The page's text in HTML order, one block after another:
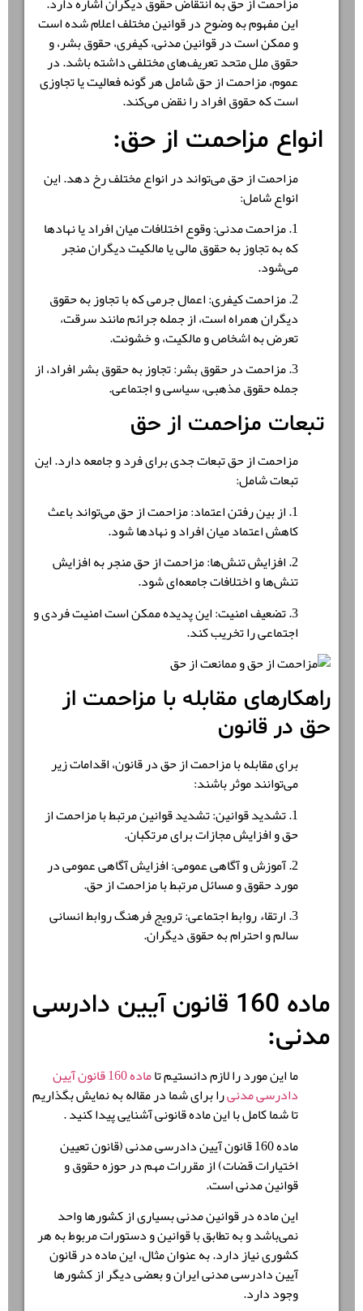
این مفهوم به وضوح در قوانین مختلف اعلام شده است
و ممکن است در قوانین مدنی، کیفری، حقوق بشر، و
حقوق ملل متحد تعریف‌های مختلفی داشته باشد. در
عموم، مزاحمت از حق شامل هر گونه فعالیت یا تجاوزی
است که حقوق افراد را نقض می‌کند.
انواع مزاحمت از حق:
مزاحمت از حق می‌تواند در انواع مختلف رخ دهد. این
انواع شامل:
1. مزاحمت مدنی: وقوع اختلافات میان افراد یا نهادها
که به تجاوز به حقوق مالی یا مالکیت دیگران منجر
می‌شود.
2. مزاحمت کیفری: اعمال جرمی که با تجاوز به حقوق
دیگران همراه است، از جمله جرائم مانند سرقت،
تعرض به اشخاص و مالکیت، و خشونت.
3. مزاحمت در حقوق بشر: تجاوز به حقوق بشر افراد، از
جمله حقوق مذهبی، سیاسی و اجتماعی.
تبعات مزاحمت از حق
مزاحمت از حق تبعات جدی برای فرد و جامعه دارد. این
تبعات شامل:
1. از بین رفتن اعتماد: مزاحمت از حق می‌تواند باعث
کاهش اعتماد میان افراد و نهادها شود.
2. افزایش تنش‌ها: مزاحمت از حق منجر به افزایش
تنش‌ها و اختلافات جامعه‌ای شود.
3. تضعیف امنیت: این پدیده ممکن است امنیت فردی و
اجتماعی را تخریب کند.
راهکارهای مقابله با مزاحمت از
حق در قانون
برای مقابله با مزاحمت از حق در قانون، اقدامات زیر
می‌توانند موثر باشند:
1. تشدید قوانین: تشدید قوانین مرتبط با مزاحمت از
حق و افزایش مجازات برای مرتکبان.
2. آموزش و آگاهی عمومی: افزایش آگاهی عمومی در
مورد حقوق و مسائل مرتبط با مزاحمت از حق.
3. ارتقاء روابط اجتماعی: ترویج فرهنگ روابط انسانی
سالم و احترام به حقوق دیگران.
ماده 160 قانون آیین دادرسی
مدنی:
ما این مورد را لازم دانستیم تا ماده 160 قانون آیین
دادرسی مدنیرا برای شما در مقاله به نمایش بگذاریم
تا شما کامل با این ماده قانونی آشنایی پیدا کنید .
ماده 160 قانون آیین دادرسی مدنی (قانون تعیین
اختیارات قضات) از مقررات مهم در حوزه حقوق و
قوانین مدنی است.
این ماده در قوانین مدنی بسیاری از کشورها واحد
نمی‌باشد و به تطابق با قوانین و دستورات مربوط به هر
کشوری نیاز دارد. به عنوان مثال، این ماده در قانون
آیین دادرسی مدنی ایران و بعضی دیگر از کشورها
وجود دارد.